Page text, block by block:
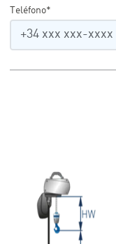
Teléfono*